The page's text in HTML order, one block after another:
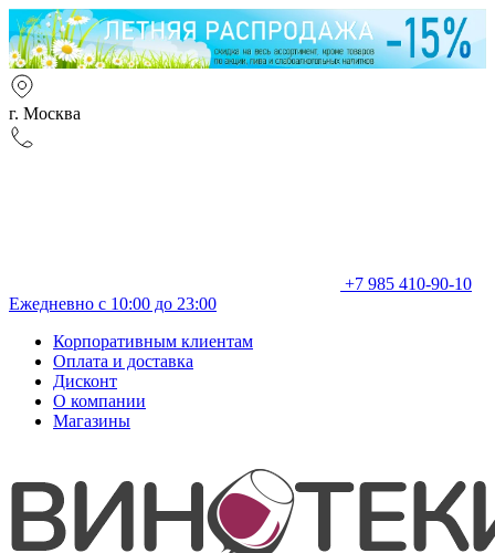
г. Москва
+7 985 410-90-10
Ежедневно с 10:00 до 23:00
Корпоративным клиентам
Оплата и доставка
Дисконт
О компании
Магазины